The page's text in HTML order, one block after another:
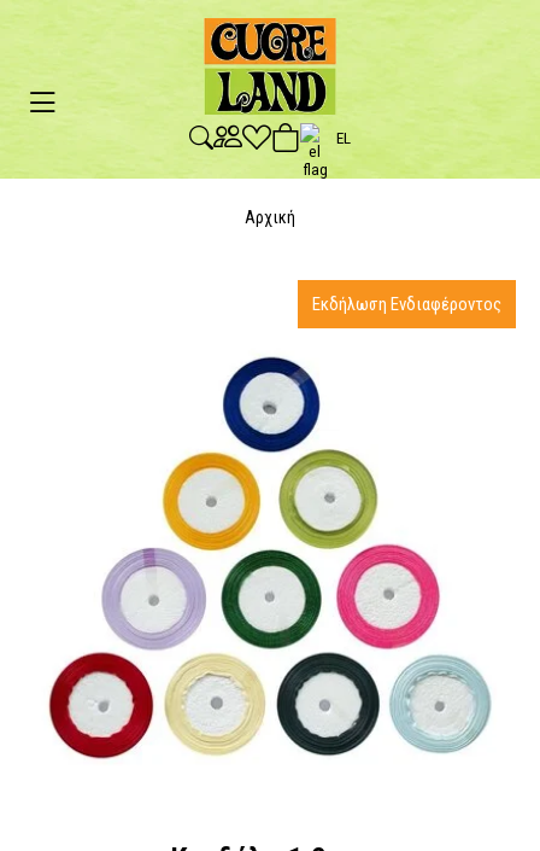
EL
Αρχική
Εκδήλωση Ενδιαφέροντος